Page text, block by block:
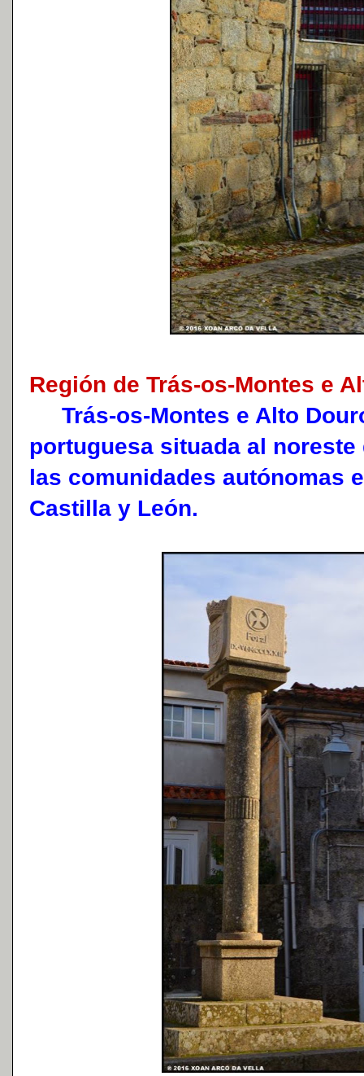
Región de Trás-os-Montes e
Trás-os-Montes e Alto
portuguesa situada al
las comunidades autónomas
Castilla y León.